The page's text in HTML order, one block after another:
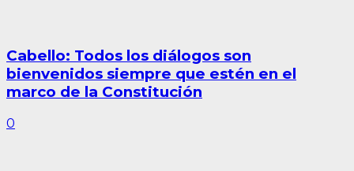
Cabello: Todos los diálogos son
bienvenidos siempre que estén en el
marco de la Constitución
0